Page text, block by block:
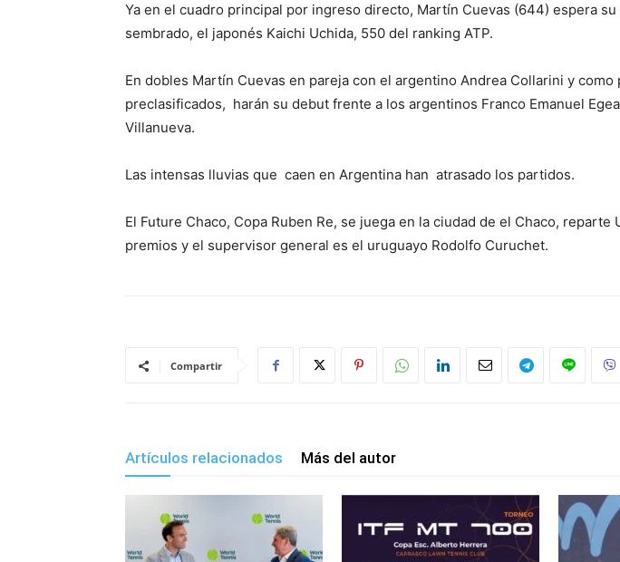
Ya en el cuadro principal por ingreso directo, Martín Cuevas (644) espera
sembrado, el japonés Kaichi Uchida, 550 del ranking ATP.
En dobles Martín Cuevas en pareja con el argentino Andrea Collarini y como
preclasificados, harán su debut frente a los argentinos Franco Emanuel
Villanueva.
Las intensas lluvias que caen en Argentina han atrasado los partidos.
El Future Chaco, Copa Ruben Re, se juega en la ciudad de el Chaco, reparte
premios y el supervisor general es el uruguayo Rodolfo Curuchet.
Compartir
Artículos relacionados Más del autor